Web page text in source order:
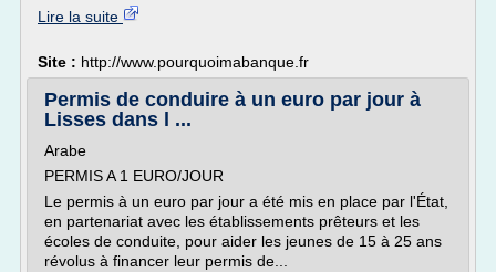
Lire la suite
Site : http://www.pourquoimabanque.fr
Permis de conduire à un euro par jour à
Lisses dans l ...
Arabe
PERMIS A 1 EURO/JOUR
Le permis à un euro par jour a été mis en place par l'État,
en partenariat avec les établissements prêteurs et les
écoles de conduite, pour aider les jeunes de 15 à 25 ans
révolus à financer leur permis de...